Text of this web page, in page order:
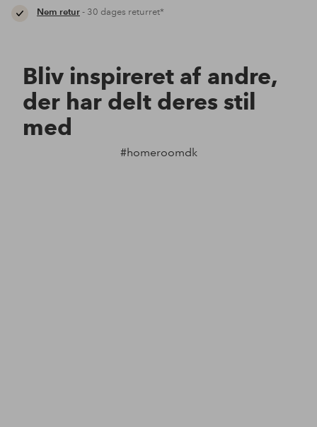
Nem retur- 30 dages returret*
Bliv inspireret af andre,
der har delt deres stil
med
#homeroomdk